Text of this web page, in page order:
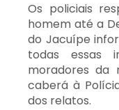
Os policiais
homem até a
do Jacuípe
todas essas
moradores da
caberá à
dos relatos.